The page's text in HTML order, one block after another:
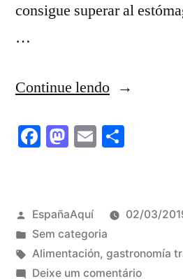
consigue superar al
…
Continue lendo“La
y
la
pulsión
Facebook
Mastodon
Email
Publicado
por
EspañaAquí
02/03/
Publicado
em
Sem categoria
Tags:
Alimentación, gastronomía
Deixe um comentárioem